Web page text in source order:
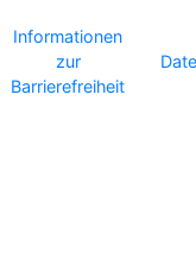
Informationen
zur
Barrierefreiheit